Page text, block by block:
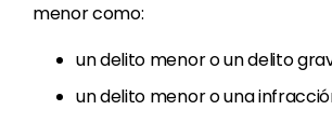
menor como:
un delito menor o un delito
un delito menor o una